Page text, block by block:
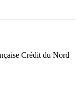
Crédit du Nord